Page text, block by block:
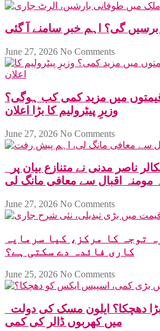
گی؟ اہم خبر سامنے آ گئی
June 27, 2026 No Comments
قیمتوں میں مزید کمی کب ہوگی؟
وزیرِ پیٹرولیم کا بڑا اعلان
June 27, 2026 No Comments
مومنہ اقبال سے معافی مانگ لی
June 27, 2026 No Comments
توجہ کا مرکز، کیا سرمایہ
کاری فائدہ دے سکتی ہے؟
June 25, 2026 No Comments
میں کھربوں ڈالر کی کمی